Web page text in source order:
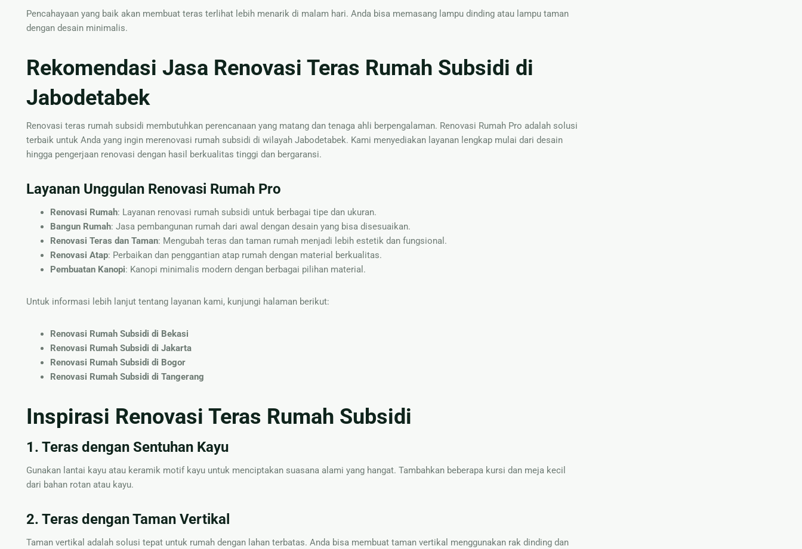
Pencahayaan yang baik akan membuat teras terlihat lebih menarik di malam hari. Anda bisa memasang lampu dinding atau lampu taman
dengan desain minimalis.
Rekomendasi Jasa Renovasi Teras Rumah Subsidi di
Jabodetabek
Renovasi teras rumah subsidi membutuhkan perencanaan yang matang dan tenaga ahli berpengalaman. Renovasi Rumah Pro adalah solusi
terbaik untuk Anda yang ingin merenovasi rumah subsidi di wilayah Jabodetabek. Kami menyediakan layanan lengkap mulai dari desain
hingga pengerjaan renovasi dengan hasil berkualitas tinggi dan bergaransi.
Layanan Unggulan Renovasi Rumah Pro
Renovasi Rumah: Layanan renovasi rumah subsidi untuk berbagai tipe dan ukuran.
Bangun Rumah: Jasa pembangunan rumah dari awal dengan desain yang bisa disesuaikan.
Renovasi Teras dan Taman: Mengubah teras dan taman rumah menjadi lebih estetik dan fungsional.
Renovasi Atap: Perbaikan dan penggantian atap rumah dengan material berkualitas.
Pembuatan Kanopi: Kanopi minimalis modern dengan berbagai pilihan material.
Untuk informasi lebih lanjut tentang layanan kami, kunjungi halaman berikut:
Renovasi Rumah Subsidi di Bekasi
Renovasi Rumah Subsidi di Jakarta
Renovasi Rumah Subsidi di Bogor
Renovasi Rumah Subsidi di Tangerang
Inspirasi Renovasi Teras Rumah Subsidi
1. Teras dengan Sentuhan Kayu
Gunakan lantai kayu atau keramik motif kayu untuk menciptakan suasana alami yang hangat. Tambahkan beberapa kursi dan meja kecil
dari bahan rotan atau kayu.
2. Teras dengan Taman Vertikal
Taman vertikal adalah solusi tepat untuk rumah dengan lahan terbatas. Anda bisa membuat taman vertikal menggunakan rak dinding dan